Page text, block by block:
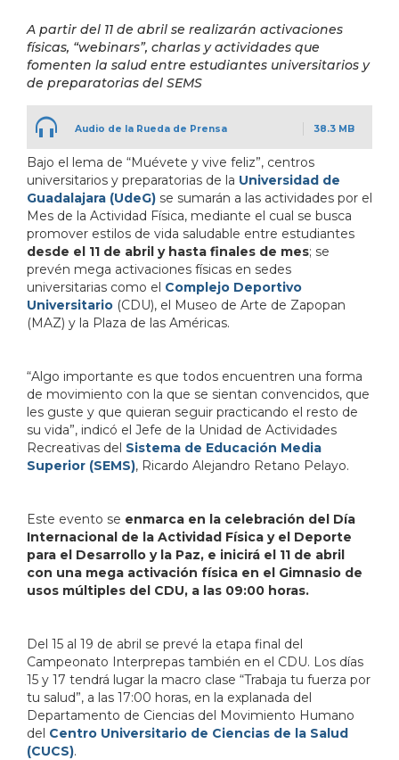
A partir del 11 de abril se realizarán activaciones
físicas, “webinars”, charlas y actividades que
fomenten la salud entre estudiantes universitarios y
de preparatorias del SEMS
Audio de la Rueda de Prensa 38.3 MB
Bajo el lema de “Muévete y vive feliz”, centros
universitarios y preparatorias de la Universidad de
Guadalajara (UdeG) se sumarán a las actividades por el
Mes de la Actividad Física, mediante el cual se busca
promover estilos de vida saludable entre estudiantes
desde el 11 de abril y hasta finales de mes; se
prevén mega activaciones físicas en sedes
universitarias como el Complejo Deportivo
Universitario (CDU), el Museo de Arte de Zapopan
(MAZ) y la Plaza de las Américas.
“Algo importante es que todos encuentren una forma
de movimiento con la que se sientan convencidos, que
les guste y que quieran seguir practicando el resto de
su vida”, indicó el Jefe de la Unidad de Actividades
Recreativas del Sistema de Educación Media
Superior (SEMS), Ricardo Alejandro Retano Pelayo.
Este evento se enmarca en la celebración del Día
Internacional de la Actividad Física y el Deporte
para el Desarrollo y la Paz, e inicirá el 11 de abril
con una mega activación física en el Gimnasio de
usos múltiples del CDU, a las 09:00 horas.
Del 15 al 19 de abril se prevé la etapa final del
Campeonato Interprepas también en el CDU. Los días
15 y 17 tendrá lugar la macro clase “Trabaja tu fuerza por
tu salud”, a las 17:00 horas, en la explanada del
Departamento de Ciencias del Movimiento Humano
del Centro Universitario de Ciencias de la Salud
(CUCS).